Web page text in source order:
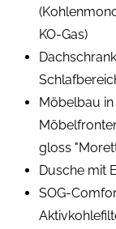
KO-Gas)
Möbelbau
gloss
Dusche mit
SOG-